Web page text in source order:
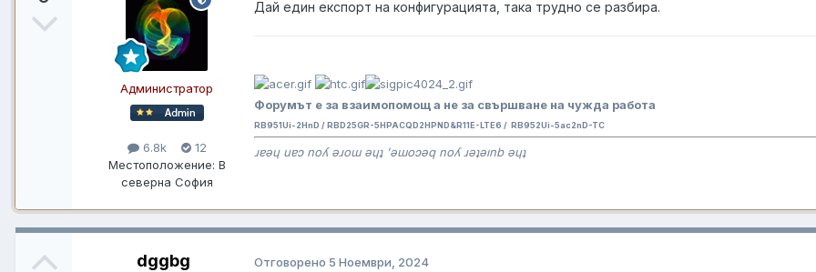
Администратор
6.8k
12
Местоположение: В
северна София
Дай един експорт на конфигурацията, така трудно се разбира.
Форумът е за взаимопомощ а не за свършване на чужда работа
RB951Ui-2HnD / RBD25GR-5HPACQD2HPND&R11E-LTE6 / RB952Ui-5ac2nD-TC
ɹɐǝɥ uɐɔ noʎ ǝɹoɯ ǝɥʇ 'ǝɯoɔǝq noʎ ɹǝʇǝınb ǝɥʇ
dggbg Отговорено 5 Ноември, 2024